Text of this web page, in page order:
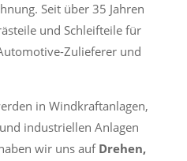
Seit über 35 Jahren
und Schleifteile für
Zulieferer und
in Windkraftanlagen,
industriellen Anlagen
wir uns auf Drehen,